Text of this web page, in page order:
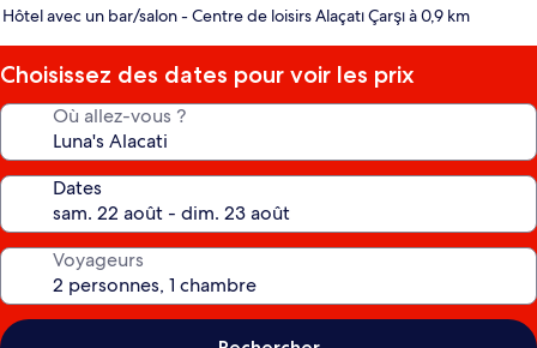
Hôtel avec un bar/salon - Centre de loisirs Alaçatı Çarşı à 0,9 km
Choisissez des dates pour voir les prix
Où allez-vous ?
Dates
Voyageurs